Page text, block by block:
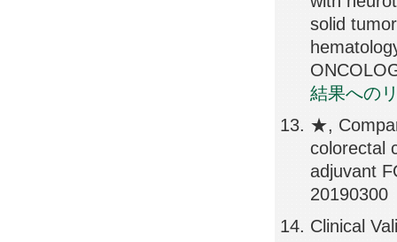
solid
結果への
★,
colorectal
adjuvant
20190300
Clinical